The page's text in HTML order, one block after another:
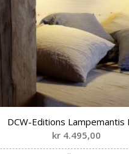
DCW-Editions Lampemantis
kr4.495,00